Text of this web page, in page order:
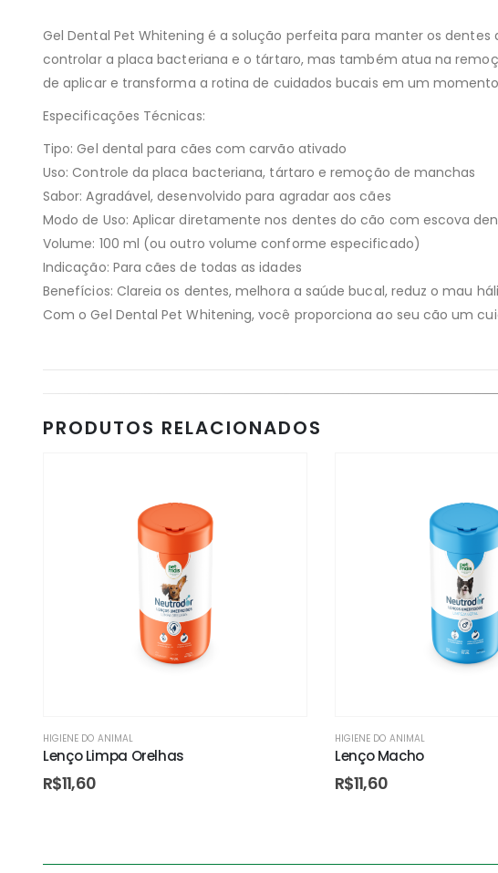
Gel Dental Pet Whitening é a solução perfeita para manter os
controlar a placa bacteriana e o tártaro, mas também atua na
de aplicar e transforma a rotina de cuidados bucais em um
Especificações Técnicas:
Tipo: Gel dental para cães com carvão ativado
Uso: Controle da placa bacteriana, tártaro e remoção de manchas
Sabor: Agradável, desenvolvido para agradar aos cães
Modo de Uso: Aplicar diretamente nos dentes do cão com escova
Volume: 100 ml (ou outro volume conforme especificado)
Indicação: Para cães de todas as idades
Benefícios: Clareia os dentes, melhora a saúde bucal, reduz o mau
Com o Gel Dental Pet Whitening, você proporciona ao seu cão um
PRODUTOS RELACIONADOS
HIGIENE DO ANIMAL
Lenço Limpa Orelhas
R$11,60
HIGIENE DO ANIMAL
Lenço Macho
R$11,60